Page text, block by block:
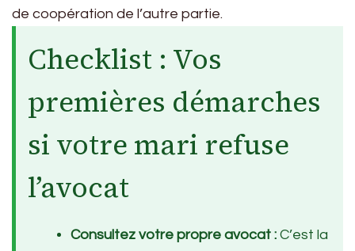
de coopération de l’autre partie.
Checklist : Vos
premières démarches
si votre mari refuse
l’avocat
Consultez votre propre avocat : C’est la